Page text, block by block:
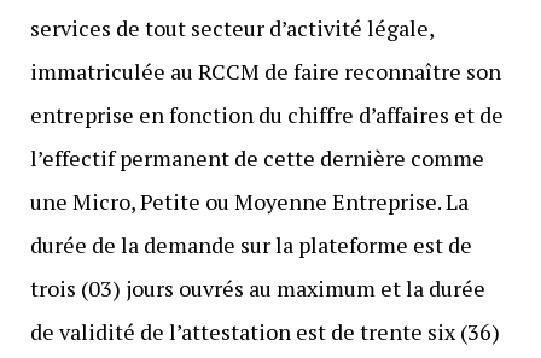
services de tout secteur d’activité légale,
immatriculée au RCCM de faire reconnaître son
entreprise en fonction du chiffre d’affaires et de
l’effectif permanent de cette dernière comme
une Micro, Petite ou Moyenne Entreprise. La
durée de la demande sur la plateforme est de
trois (03) jours ouvrés au maximum et la durée
de validité de l’attestation est de trente six (36)